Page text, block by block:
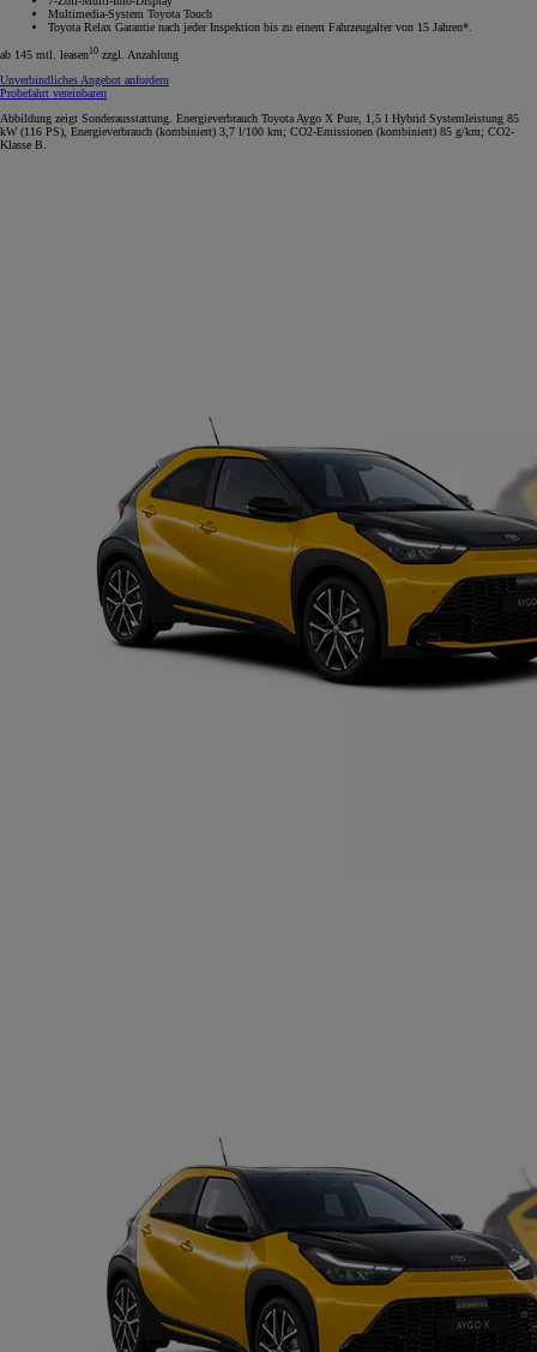
Multimedia-System Toyota Touch
Toyota Relax Garantie nach jeder Inspektion bis zu einem Fahrzeugalter von 15 Jahren*.
ab 145 mtl. leasen10 zzgl. Anzahlung
Unverbindliches Angebot anfordern
Probefahrt vereinbaren
Abbildung zeigt Sonderausstattung. Energieverbrauch Toyota Aygo X Pure, 1,5 l Hybrid Systemleistung 85
kW (116 PS), Energieverbrauch (kombiniert) 3,7 l/100 km; CO2-Emissionen (kombiniert) 85 g/km; CO2-
Klasse B.